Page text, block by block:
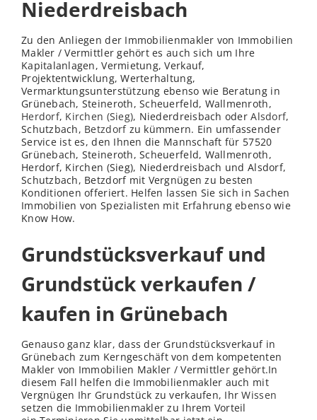
Niederdreisbach
Zu den Anliegen der Immobilienmakler von Immobilien
Makler / Vermittler gehört es auch sich um Ihre
Kapitalanlagen, Vermietung, Verkauf,
Projektentwicklung, Werterhaltung,
Vermarktungsunterstützung ebenso wie Beratung in
Grünebach, Steineroth, Scheuerfeld, Wallmenroth,
Herdorf, Kirchen (Sieg), Niederdreisbach oderAlsdorf,
Schutzbach, Betzdorfzu kümmern. Ein umfassender
Service ist es, den Ihnen die Mannschaft für 57520
Grünebach, Steineroth, Scheuerfeld, Wallmenroth,
Herdorf, Kirchen (Sieg), Niederdreisbach und Alsdorf,
Schutzbach, Betzdorf mit Vergnügen zu besten
Konditionen offeriert. Helfen lassen Sie sich in Sachen
Immobilien von Spezialisten mit Erfahrung ebenso wie
Know How.
Grundstücksverkauf und
Grundstück verkaufen /
kaufen in Grünebach
Genauso ganz klar, dass der Grundstücksverkauf in
Grünebach zum Kerngeschäft von dem kompetenten
Makler von Immobilien Makler / Vermittler gehört.In
diesem Fall helfen die Immobilienmakler auch mit
Vergnügen Ihr Grundstück zu verkaufen, IhrWissen
setzen die Immobilienmakler zu Ihrem Vorteil